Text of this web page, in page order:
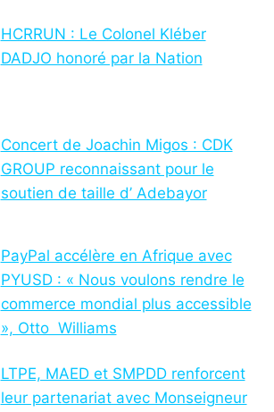
HCRRUN : Le Colonel Kléber
DADJO honoré par la Nation
Concert de Joachin Migos : CDK
GROUP reconnaissant pour le
soutien de taille d’ Adebayor
PayPal accélère en Afrique avec
PYUSD : « Nous voulons rendre le
commerce mondial plus accessible
», Otto Williams
LTPE, MAED et SMPDD renforcent
leur partenariat avec Monseigneur